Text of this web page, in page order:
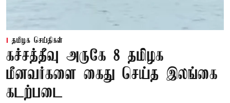
தமிழக செய்திகள்
கச்சத்தீவு அருகே 8 தமிழக
மீனவர்களை கைது செய்த இலங்கை
கடற்படை